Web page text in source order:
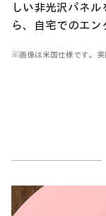
しい非光沢パネ
ら、自宅でのエン
※画像は米国仕様です。実